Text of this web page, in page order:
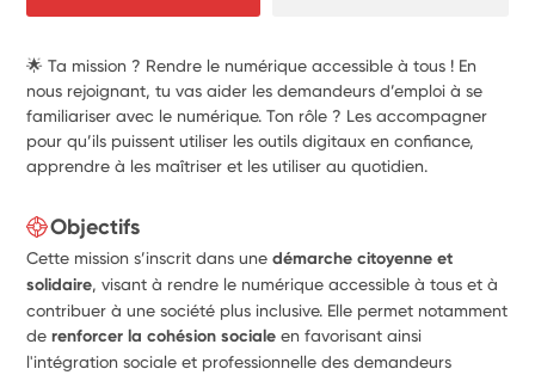
🌟 Ta mission ? Rendre le numérique accessible à tous ! En
nous rejoignant, tu vas aider les demandeurs d’emploi à se
familiariser avec le numérique. Ton rôle ? Les accompagner
pour qu’ils puissent utiliser les outils digitaux en confiance,
apprendre à les maîtriser et les utiliser au quotidien.
Objectifs
Cette mission s’inscrit dans unedémarche citoyenne et
solidaire, visant à rendre le numérique accessible à tous et à
contribuer à une société plus inclusive. Elle permet notamment
derenforcer la cohésion sociale en favorisant ainsi
l'intégration sociale et professionnelle des demandeurs